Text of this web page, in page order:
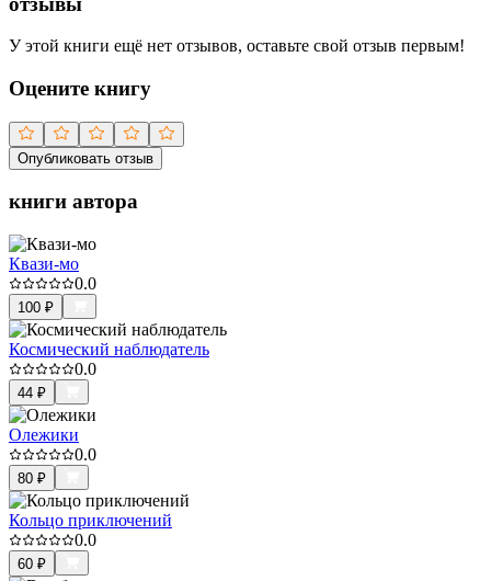
У этой книги ещё нет отзывов, оставьте свой отзыв первым!
Оцените книгу
Опубликовать отзыв
книги автора
Квази-мо
0.0
100 ₽
Космический наблюдатель
0.0
44 ₽
Олежики
0.0
80 ₽
Кольцо приключений
0.0
60 ₽